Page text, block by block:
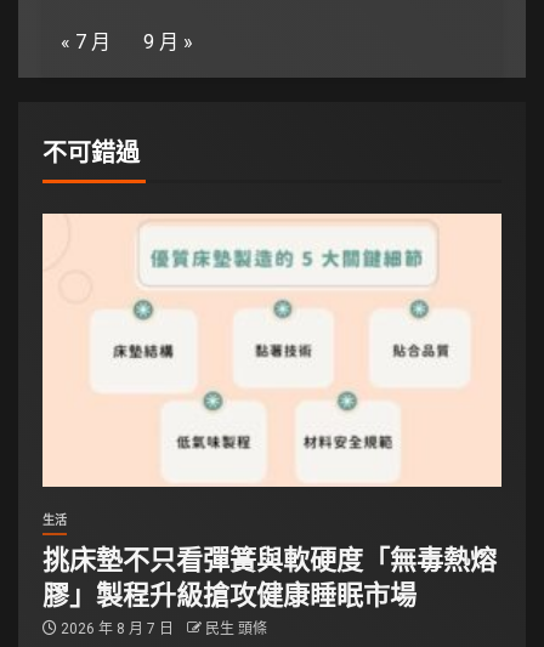
« 7 月 9 月 »
不可錯過
生活
挑床墊不只看彈簧與軟硬度「無毒熱熔
膠」製程升級搶攻健康睡眠市場
2026 年 8 月 7 日 民生 頭條